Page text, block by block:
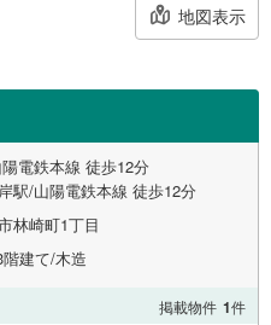
地図表示
電鉄本線 徒歩12分
駅/山陽電鉄本線 徒歩12分
林崎町1丁目
建て/木造
掲載物件 1件